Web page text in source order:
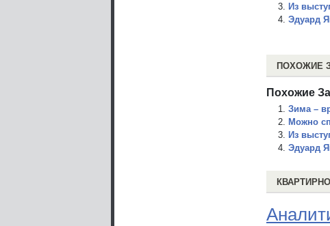
Из
Эдуард
ПОХОЖИЕ
Похожие
Зима –
Можно
Из
Эдуард